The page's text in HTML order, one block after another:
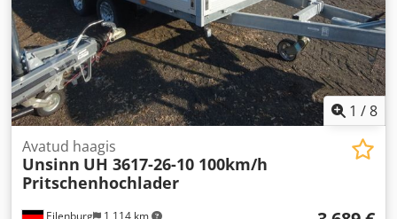
1 /8
Avatud haagis
Unsinn UH 3617-26-10 100km/h
Pritschenhochlader